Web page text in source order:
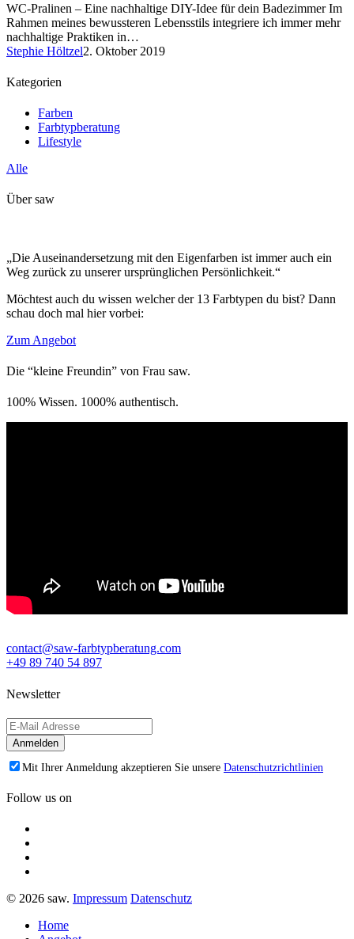
WC-Pralinen – Eine nachhaltige DIY-Idee für dein Badezimmer Im
Rahmen meines bewussteren Lebensstils integriere ich immer mehr
nachhaltige Praktiken in…
Stephie Höltzel2. Oktober 2019
Kategorien
Farben
Farbtypberatung
Lifestyle
Alle
Über saw
„Die Auseinandersetzung mit den Eigenfarben ist immer auch ein
Weg zurück zu unserer ursprünglichen Persönlichkeit.“
Möchtest auch du wissen welcher der 13 Farbtypen du bist? Dann
schau doch mal hier vorbei:
Zum Angebot
Die “kleine Freundin” von Frau saw.
100% Wissen. 1000% authentisch.
contact@saw-farbtypberatung.com
+49 89 740 54 897
Newsletter
Mit Ihrer Anmeldung akzeptieren Sie unsere Datenschutzrichtlinien
Follow us on
© 2026 saw. Impressum Datenschutz
Home